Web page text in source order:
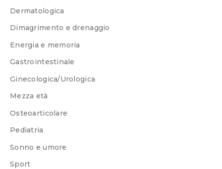
Dermatologica
Dimagrimento e drenaggio
Energia e memoria
Gastrointestinale
Ginecologica/Urologica
Mezza età
Osteoarticolare
Pediatria
Sonno e umore
Sport